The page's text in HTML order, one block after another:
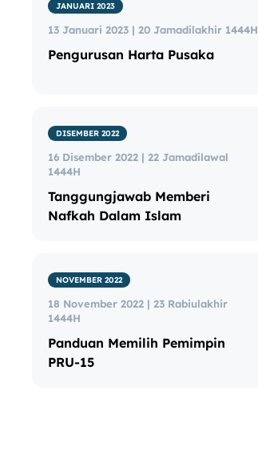
JANUARI 2023
13 Januari 2023 | 20 Jamadilakhir 1444H
Pengurusan Harta Pusaka
DISEMBER 2022
16 Disember 2022 | 22 Jamadilawal
1444H
Tanggungjawab Memberi
Nafkah Dalam Islam
NOVEMBER 2022
18 November 2022 | 23 Rabiulakhir
1444H
Panduan Memilih Pemimpin
PRU-15